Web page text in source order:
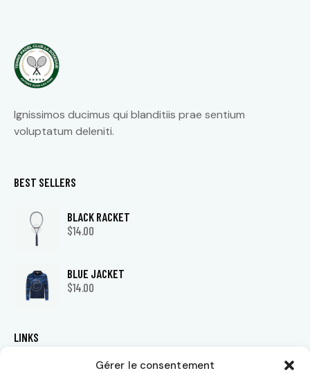
Gérer le consentement
Ignissimos ducimus qui blanditiis prae sentium
voluptatum deleniti.
BEST SELLERS
BLACK RACKET
$14.00
BLUE JACKET
$14.00
LINKS